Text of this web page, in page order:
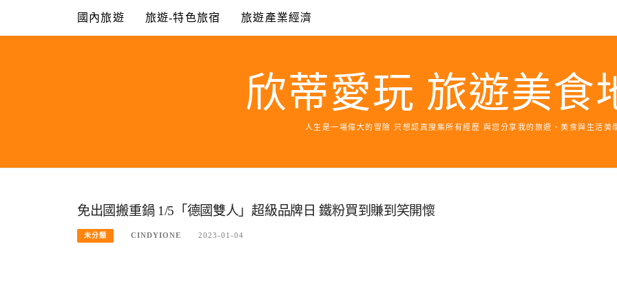
content
國內旅遊 旅遊-特色旅宿 旅遊產業經濟
欣蒂愛玩 旅遊美食
人生是一場偉大的冒險 只想認真搜集所有經歷 與您分享我的旅遊、美食與生活美
免出國搬重鍋 1/5「德國雙人」超級品牌日 鐵粉買到賺到笑開懷
未分類 CINDYIONE 2023-01-04